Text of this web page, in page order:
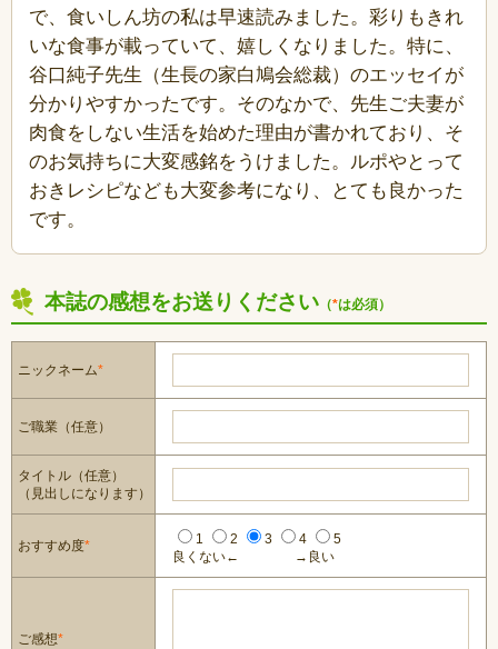
で、食いしん坊の私は早速読みました。彩りもきれ
いな食事が載っていて、嬉しくなりました。特に、
谷口純子先生（生長の家白鳩会総裁）のエッセイが
分かりやすかったです。そのなかで、先生ご夫妻が
肉食をしない生活を始めた理由が書かれており、そ
のお気持ちに大変感銘をうけました。ルポやとって
おきレシピなども大変参考になり、とても良かった
です。
本誌の感想をお送りください （*は必須）
ニックネーム*
ご職業（任意）
タイトル（任意）
（見出しになります）
おすすめ度* 1 2 3 4
5
良くない←
→良い
ご感想*